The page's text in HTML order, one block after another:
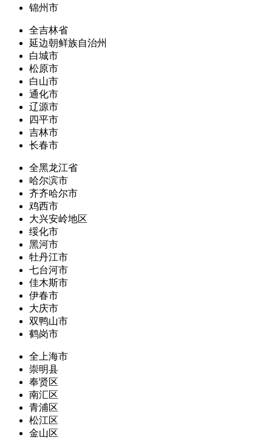
锦州市
全吉林省
延边朝鲜族自治州
白城市
松原市
白山市
通化市
辽源市
四平市
吉林市
长春市
全黑龙江省
哈尔滨市
齐齐哈尔市
鸡西市
大兴安岭地区
绥化市
黑河市
牡丹江市
七台河市
佳木斯市
伊春市
大庆市
双鸭山市
鹤岗市
全上海市
崇明县
奉贤区
南汇区
青浦区
松江区
金山区